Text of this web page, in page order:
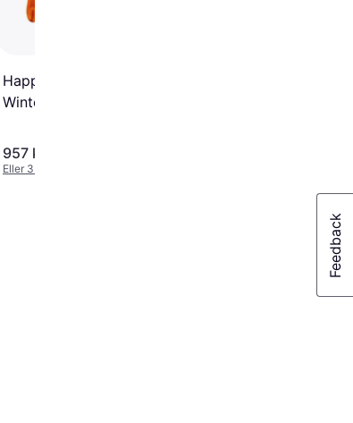
Happyhot Hafjell Thick
Winter Gloves with Heat &
957 kr.
Eller 3 betalinger af 319 kr.